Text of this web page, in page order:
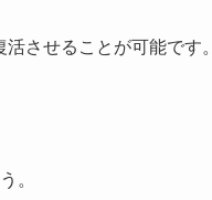
させることが可能です。
。